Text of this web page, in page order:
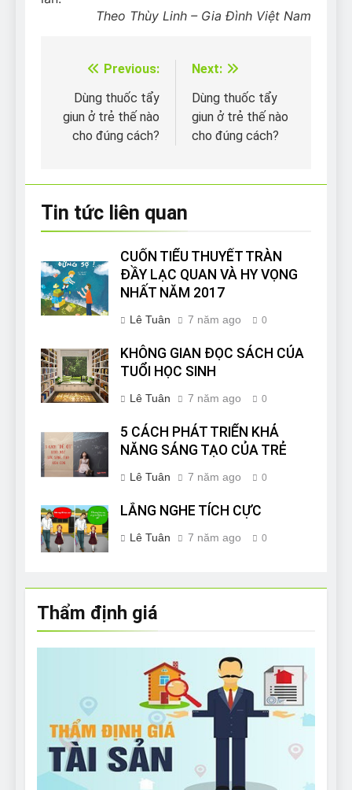
Theo Thùy Linh – Gia Đình Việt Nam
Điều
hướng
bài
Previous:
Dùng thuốc tẩy
giun ở trẻ thế nào
cho đúng cách?
Next:
Dùng thuốc tẩy
giun ở trẻ thế nào
cho đúng cách?
Tin tức liên quan
CUỐN TIỂU THUYẾT TRÀN
ĐẦY LẠC QUAN VÀ HY VỌNG
NHẤT NĂM 2017
Lê Tuân 7 năm ago 0
KHÔNG GIAN ĐỌC SÁCH CỦA
TUỔI HỌC SINH
Lê Tuân 7 năm ago 0
5 CÁCH PHÁT TRIỂN KHẢ
NĂNG SÁNG TẠO CỦA TRẺ
Lê Tuân 7 năm ago 0
LẮNG NGHE TÍCH CỰC
Lê Tuân 7 năm ago 0
Thẩm định giá